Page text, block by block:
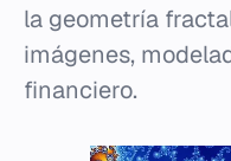
la geometría
imágenes,
financiero.